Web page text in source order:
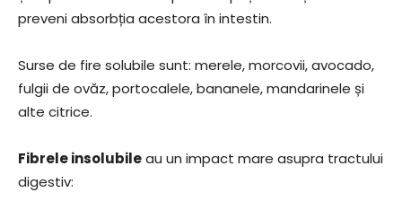
preveni absorbția acestora în intestin.
Surse de fire solubile sunt: merele, morcovii, avocado,
fulgii de ovăz, portocalele, bananele, mandarinele și
alte citrice.
Fibrele insolubileau un impact mare asupra tractului
digestiv: